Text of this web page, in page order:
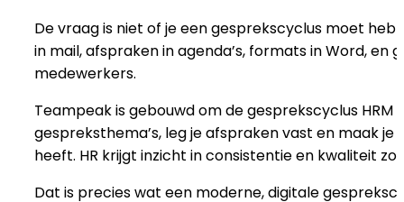
De vraag is niet of je een gesprekscyclus moet
in mail, afspraken in agenda’s, formats in Word,
medewerkers.
Teampeak is gebouwd om de gesprekscyclus
gespreksthema’s, leg je afspraken vast en maak
heeft. HR krijgt inzicht in consistentie en kwaliteit
Dat is precies wat een moderne, digitale